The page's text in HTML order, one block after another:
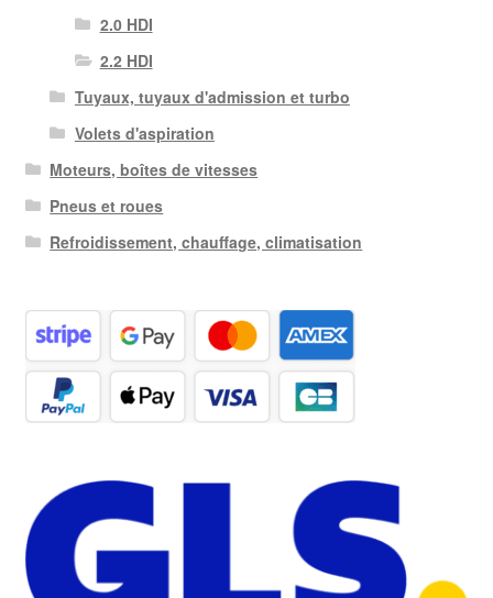
2.0 HDI
2.2 HDI
Tuyaux, tuyaux d'admission et turbo
Volets d'aspiration
Moteurs, boîtes de vitesses
Pneus et roues
Refroidissement, chauffage, climatisation